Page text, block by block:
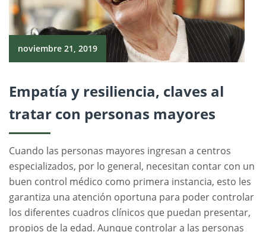
noviembre 21, 2019
Empatía y resiliencia, claves al
tratar con personas mayores
Cuando las personas mayores ingresan a centros
especializados, por lo general, necesitan contar con un
buen control médico como primera instancia, esto les
garantiza una atención oportuna para poder controlar
los diferentes cuadros clínicos que puedan presentar,
propios de la edad. Aunque controlar a las personas